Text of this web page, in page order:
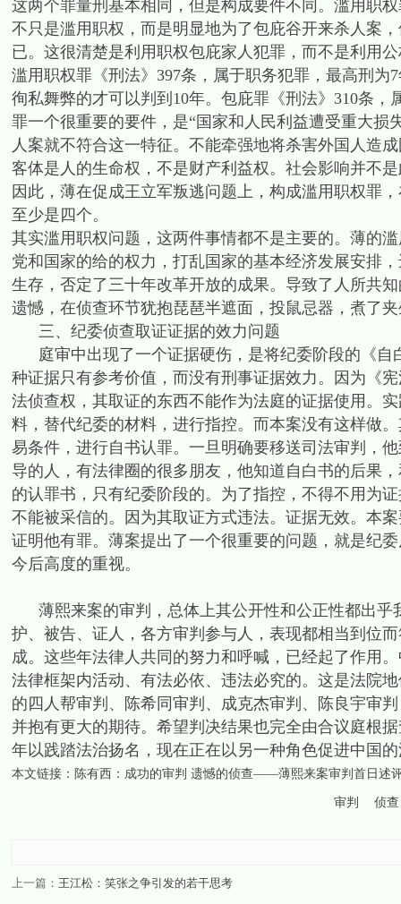
这两个罪量刑基本相同，但是构成要件不同。滥用职
不只是滥用职权，而是明显地为了包庇谷开来杀人案
已。这很清楚是利用职权包庇家人犯罪，而不是利用
滥用职权罪《刑法》397条，属于职务犯罪，最高刑
徇私舞弊的才可以判到10年。包庇罪《刑法》310条
罪一个很重要的要件，是“国家和人民利益遭受重大
人案就不符合这一特征。不能牵强地将杀害外国人造
客体是人的生命权，不是财产利益权。社会影响并不
因此，薄在促成王立军叛逃问题上，构成滥用职权罪
至少是四个。
其实滥用职权问题，这两件事情都不是主要的。薄的
党和国家的给的权力，打乱国家的基本经济发展安排
生存，否定了三十年改革开放的成果。导致了人所共
遗憾，在侦查环节犹抱琵琶半遮面，投鼠忌器，煮了
三、纪委侦查取证证据的效力问题
庭审中出现了一个证据硬伤，是将纪委阶段的《自
种证据只有参考价值，而没有刑事证据效力。因为《
法侦查权，其取证的东西不能作为法庭的证据使用。
料，替代纪委的材料，进行指控。而本案没有这样做
易条件，进行自书认罪。一旦明确要移送司法审判，
导的人，有法律圈的很多朋友，他知道自白书的后果
的认罪书，只有纪委阶段的。为了指控，不得不用为
不能被采信的。因为其取证方式违法。证据无效。本
证明他有罪。薄案提出了一个很重要的问题，就是纪
今后高度的重视。
薄熙来案的审判，总体上其公开性和公正性都出乎
护、被告、证人，各方审判参与人，表现都相当到位
成。这些年法律人共同的努力和呼喊，已经起了作用
法律框架内活动、有法必依、违法必究的。这是法院
的四人帮审判、陈希同审判、成克杰审判、陈良宇审
并抱有更大的期待。希望判决结果也完全由合议庭根
年以践踏法治扬名，现在正在以另一种角色促进中国
本文链接： 陈有西：成功的审判 遗憾的侦查——薄熙来案审判首日述
审判 侦查
上一篇： 王江松：笑张之争引发的若干思考